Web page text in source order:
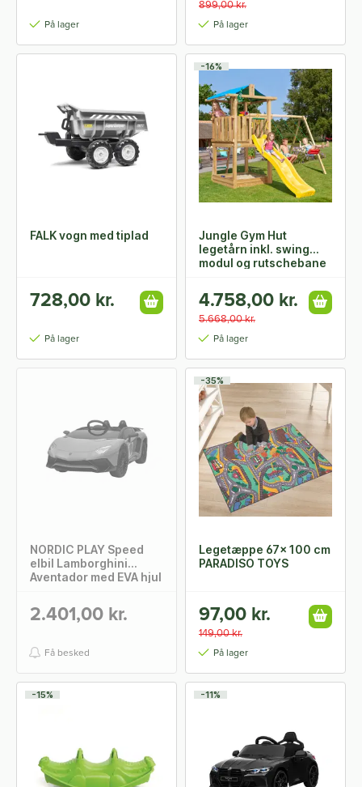
På lager
899,00 kr.
På lager
FALK vogn med tiplad
728,00 kr.
På lager
-16%
Jungle Gym Hut
legetårn inkl. swing
modul og rutschebane
4.758,00 kr.
5.668,00 kr.
På lager
NORDIC PLAY Speed
elbil Lamborghini
Aventador med EVA hjul
Orange
2.401,00 kr.
Få besked
-35%
Legetæppe 67x 100 cm
PARADISO TOYS
97,00 kr.
149,00 kr.
På lager
-15% -11%